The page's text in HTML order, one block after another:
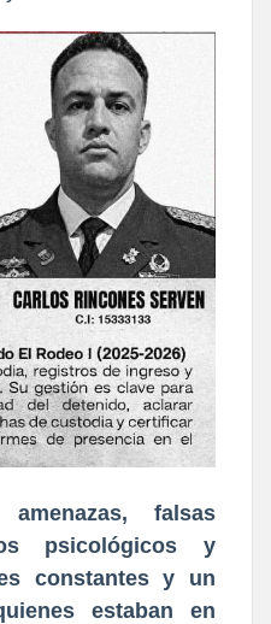
falsas
psicológicos y
constantes y un
estaban en